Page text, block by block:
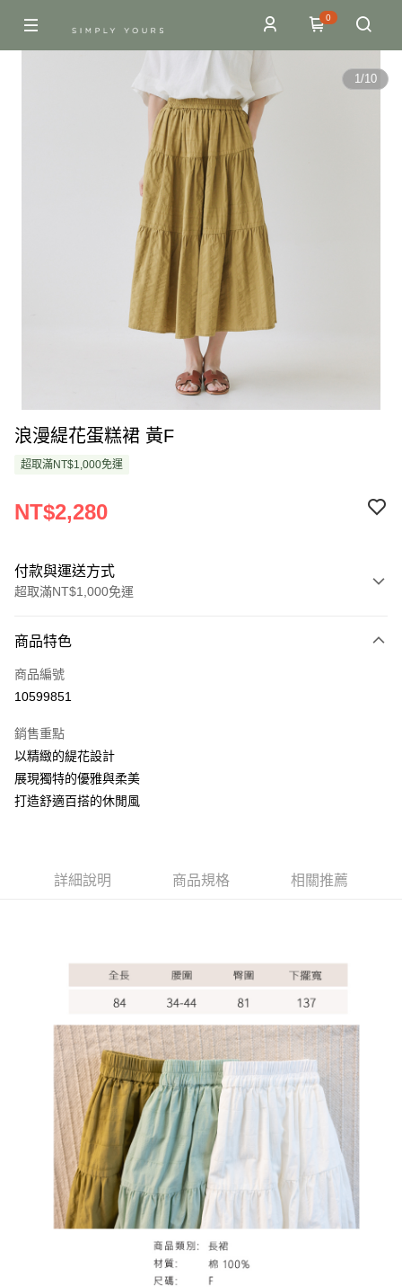
0
1/10
浪漫緹花蛋糕裙 黃F
超取滿NT$1,000免運
NT$2,280
付款與運送方式
超取滿NT$1,000免運
信用卡一次付款
超商取貨付款
Apple Pay
悠遊付
全家取貨付款
每筆NT$60，滿NT$1,000(含以上)免運費
每筆NT$80，滿NT$1,000(含以上)免運費
商品特色
商品編號
10599851
銷售重點
以精緻的緹花設計
展現獨特的優雅與柔美
打造舒適百搭的休閒風
詳細說明 商品規格 相關推薦